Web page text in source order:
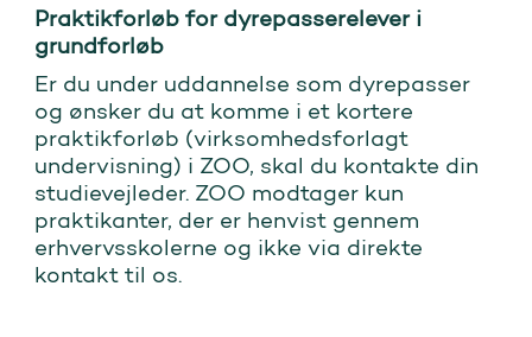
Praktikforløb for dyrepasserelever i
grundforløb
Er du under uddannelse som dyrepasser
og ønsker du at komme i et kortere
praktikforløb (virksomhedsforlagt
undervisning) i ZOO, skal du kontakte din
studievejleder. ZOO modtager kun
praktikanter, der er henvist gennem
erhvervsskolerne og ikke via direkte
kontakt til os.